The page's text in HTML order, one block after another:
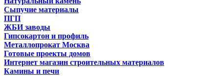
Сыпучие материалы
ПГП
ЖБИ заводы
Гипсокартон и профиль
Металлопрокат Москва
Готовые проекты домов
Интернет магазин строительных материалов
Камины и печи